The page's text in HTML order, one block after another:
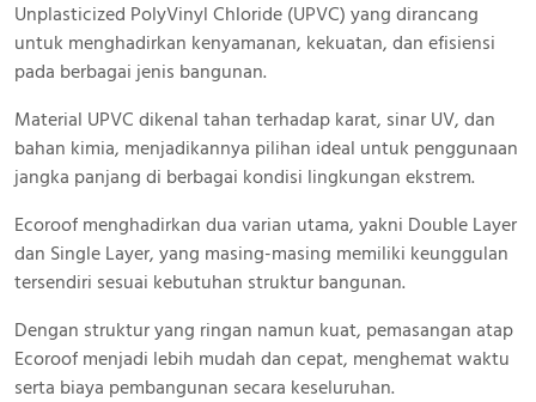
Unplasticized PolyVinyl Chloride (UPVC) yang dirancang
untuk menghadirkan kenyamanan, kekuatan, dan efisiensi
pada berbagai jenis bangunan.
Material UPVC dikenal tahan terhadap karat, sinar UV, dan
bahan kimia, menjadikannya pilihan ideal untuk penggunaan
jangka panjang di berbagai kondisi lingkungan ekstrem.
Ecoroof menghadirkan dua varian utama, yakni Double Layer
dan Single Layer, yang masing-masing memiliki keunggulan
tersendiri sesuai kebutuhan struktur bangunan.
Dengan struktur yang ringan namun kuat, pemasangan atap
Ecoroof menjadi lebih mudah dan cepat, menghemat waktu
serta biaya pembangunan secara keseluruhan.